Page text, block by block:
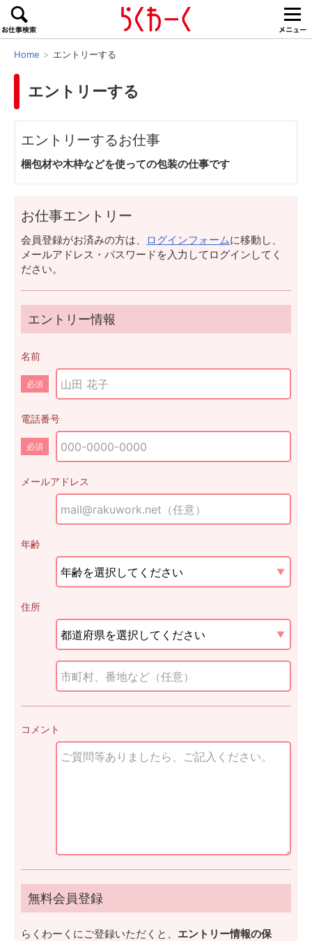
Home エントリーする
エントリーする
エントリーするお仕事
梱包材や木枠などを使っての包装の仕事です
お仕事エントリー
会員登録がお済みの方は、 ログインフォームに移動し、
メールアドレス・パスワードを入力してログインしてく
ださい。
エントリー情報
名前
必須
電話番号
必須
メールアドレス
年齢
住所
コメント
無料会員登録
らくわーくにご登録いただくと、 エントリー情報の保